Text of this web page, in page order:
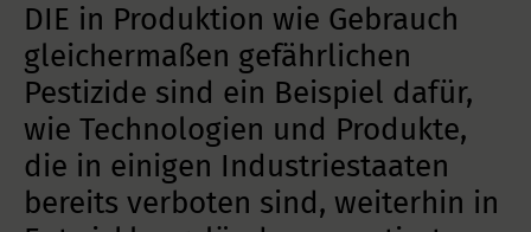
DIE in Produktion wie Gebrauch
gleichermaßen gefährlichen
Pestizide sind ein Beispiel dafür,
wie Technologien und Produkte,
die in einigen Industriestaaten
bereits verboten sind, weiterhin in